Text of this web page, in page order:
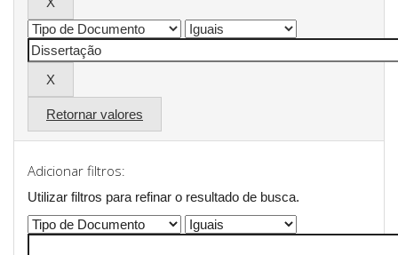
Retornar valores
Adicionar filtros:
Utilizar filtros para refinar o resultado de busca.